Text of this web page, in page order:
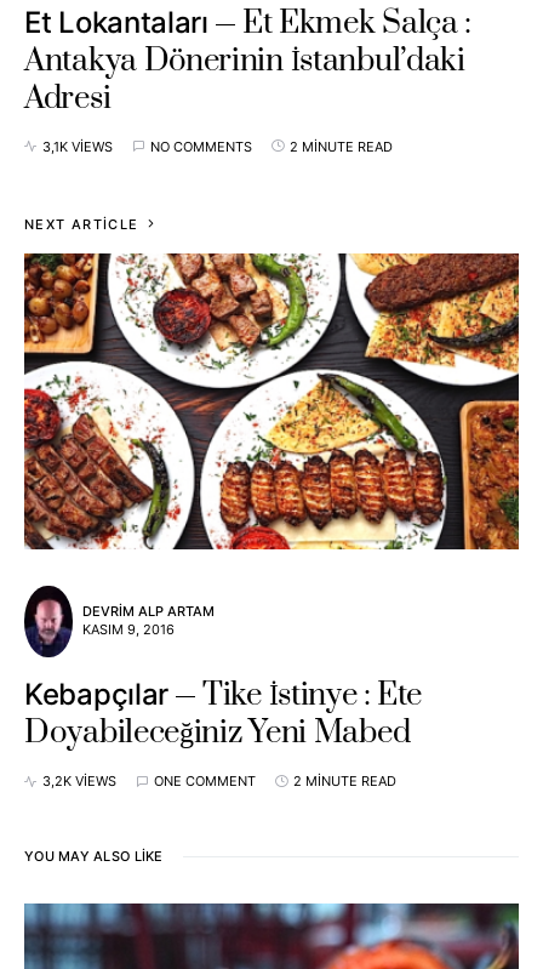
Et Lokantaları
Et Ekmek Salça :
Antakya Dönerinin İstanbul’daki
Adresi
3,1K VIEWS NO COMMENTS 2 MINUTE READ
NEXT ARTICLE
DEVRIM ALP ARTAM
KASIM 9, 2016
Kebapçılar
Tike İstinye : Ete
Doyabileceğiniz Yeni Mabed
3,2K VIEWS ONE COMMENT 2 MINUTE READ
YOU MAY ALSO LIKE